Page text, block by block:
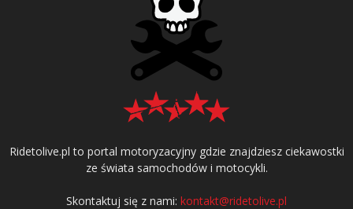
Ridetolive.pl to portal motoryzacyjny gdzie znajdziesz ciekawostki
ze świata samochodów i motocykli.
Skontaktuj się z nami: kontakt@ridetolive.pl